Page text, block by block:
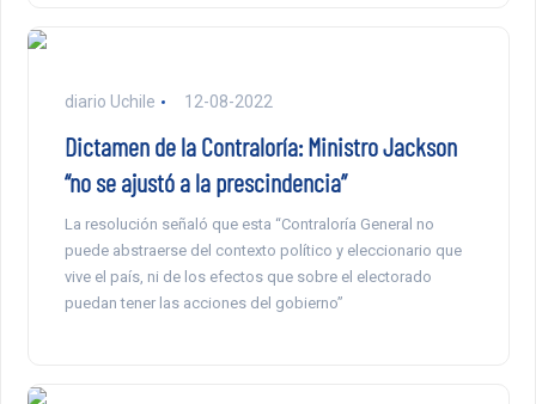
diario Uchile 12-08-2022
Dictamen de la Contraloría: Ministro Jackson
“no se ajustó a la prescindencia”
La resolución señaló que esta “Contraloría General no
puede abstraerse del contexto político y eleccionario que
vive el país, ni de los efectos que sobre el electorado
puedan tener las acciones del gobierno”